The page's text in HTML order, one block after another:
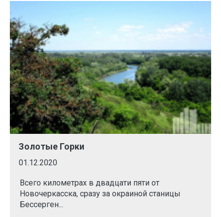
Золотые Горки
01.12.2020
Всего километрах в двадцати пяти от
Новочеркасска, сразу за окраиной станицы
Бессерген...